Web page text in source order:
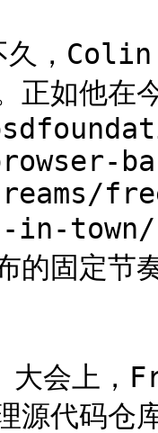
久，
正如他
town/)
的固定
会上，
源代码